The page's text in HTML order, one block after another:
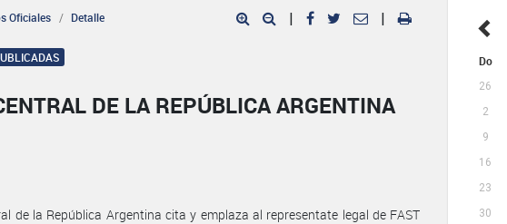
Do
26
2
9
16
23
30
Oficiales Detalle | |
DE LA REPÚBLICA ARGENTINA
de la República Argentina cita y emplaza al representate legal de FAST